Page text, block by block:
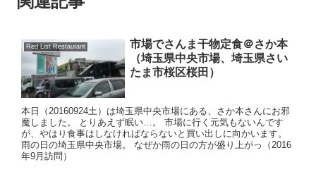
Red List Restaurant
市場でさんま干物定食＠さか本
（埼玉県中央市場、埼玉県さい
たま市桜区桜田）
本日（20160924土）は埼玉県中央市場にある、さか本さんにお邪
魔しました。 とりあえず眠い…。 市場に行く元気もないんです
が、やはり食事はしなければならないと買い出しに向かいます。
雨の日の埼玉県中央市場。 なぜか雨の日の方が盛り上がっ（2016
年9月訪問）